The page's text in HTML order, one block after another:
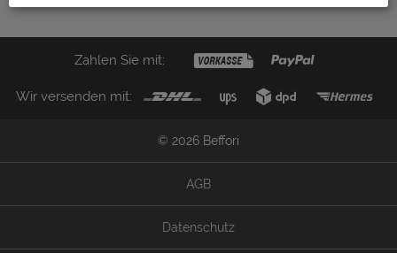
Zahlen Sie mit:
Wir versenden mit:
© 2026 Beffori
AGB
Datenschutz